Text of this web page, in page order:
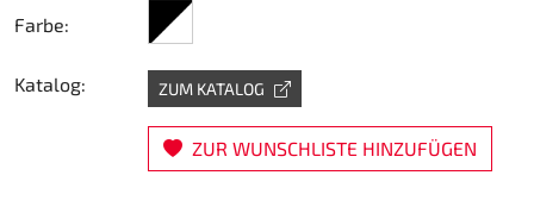
Farbe:
schwarz/weiß
Katalog: ZUM KATALOG
ZUR WUNSCHLISTE HINZUFÜGEN
Plastik Zubehör